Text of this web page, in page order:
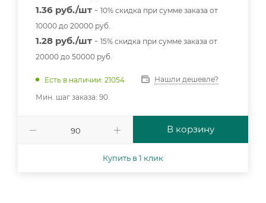
1.36 руб./шт - 10% скидка при сумме заказа от
10000 до 20000 руб.
1.28 руб./шт - 15% скидка при сумме заказа от
20000 до 50000 руб.
Есть в наличии: 21054
Нашли дешевле?
Мин. шаг заказа: 90
В корзину
Купить в 1 клик